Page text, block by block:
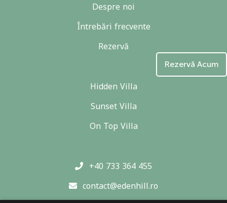
Rezervă Acum
Despre noi
Întrebări frecvente
Rezervă
Hidden Villa
Sunset Villa
On Top Villa
+40 733 364 455
contact@edenhill.ro